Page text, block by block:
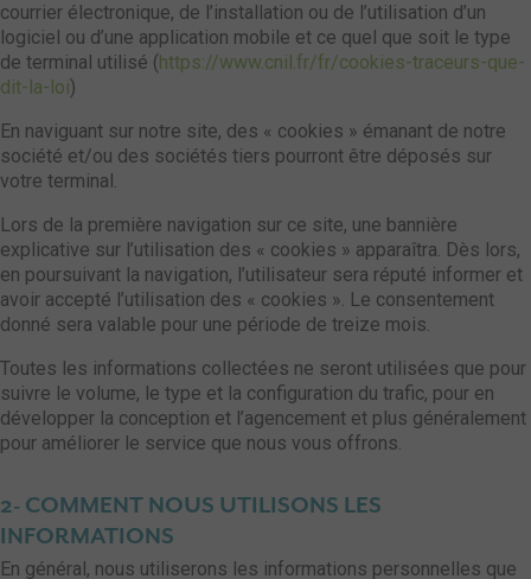
courrier électronique, de l’installation ou de l’utilisation d’un
logiciel ou d’une application mobile et ce quel que soit le type
de terminal utilisé (https://www.cnil.fr/fr/cookies-traceurs-que-
dit-la-loi)
En naviguant sur notre site, des « cookies » émanant de notre
société et/ou des sociétés tiers pourront être déposés sur
votre terminal.
Lors de la première navigation sur ce site, une bannière
explicative sur l’utilisation des « cookies » apparaîtra. Dès lors,
en poursuivant la navigation, l’utilisateur sera réputé informer et
avoir accepté l’utilisation des « cookies ». Le consentement
donné sera valable pour une période de treize mois.
Toutes les informations collectées ne seront utilisées que pour
suivre le volume, le type et la configuration du trafic, pour en
développer la conception et l’agencement et plus généralement
pour améliorer le service que nous vous offrons.
2- COMMENT NOUS UTILISONS LES
INFORMATIONS
En général, nous utiliserons les informations personnelles que